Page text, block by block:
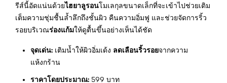
รีส์นี้อัดแน่นด้วยไฮยาลูรอนโมเลกุลขนาดเล็กที่จะเข้าไปช่วยเติม
เต็มความชุ่มชื้นล้ำลึกถึงชั้นผิว คืนความอิ่มฟู และช่วยจัดการริ้ว
รอยบริเวณร่องแก้มให้ดูตื้นขึ้นอย่างเห็นได้ชัด
จุดเด่น: เติมน้ำให้ผิวอิ่มเด้ง ลดเลือนริ้วรอยจากความ
แห้งกร้าน
ราคาโดยประมาณ: 599 บาท